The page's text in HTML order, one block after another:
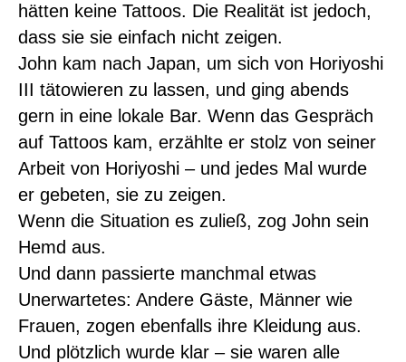
hätten keine Tattoos. Die Realität ist jedoch,
dass sie sie einfach nicht zeigen.
John kam nach Japan, um sich von Horiyoshi
III tätowieren zu lassen, und ging abends
gern in eine lokale Bar. Wenn das Gespräch
auf Tattoos kam, erzählte er stolz von seiner
Arbeit von Horiyoshi – und jedes Mal wurde
er gebeten, sie zu zeigen.
Wenn die Situation es zuließ, zog John sein
Hemd aus.
Und dann passierte manchmal etwas
Unerwartetes: Andere Gäste, Männer wie
Frauen, zogen ebenfalls ihre Kleidung aus.
Und plötzlich wurde klar – sie waren alle